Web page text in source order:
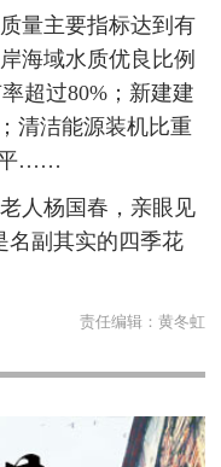
量主要指标达到有
海域水质优良比例
超过80%；新建建
清洁能源装机比重
平……
人杨国春，亲眼见
名副其实的四季花
责任编辑： 黄冬虹